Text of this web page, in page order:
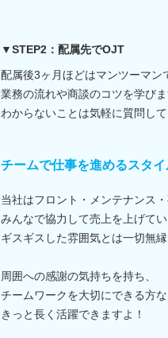
▼STEP2：配属先でOJT
配属後3ヶ月ほどはマンツーマン
業務の流れや商談のコツを学び
わからないことは気軽に質問し
チームで仕事を進めるスタ
当社はフロント・メンテナンス
みんなで協力して売上を上げて
ギスギスした雰囲気とは一切無
周囲への感謝の気持ちを持ち、
チームワークを大切にできる方
きっと長く活躍できますよ！